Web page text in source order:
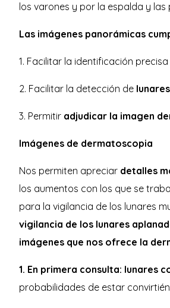
los varones y por la espalda y
Las imágenes panorámicas
1. Facilitar la identificación
2. Facilitar la detección de
3. Permitir adjudicar la imagen
Imágenes de dermatoscopia
Nos permiten apreciar detalles
los aumentos con los que se
para la vigilancia de los lunares
vigilancia de los lunares
imágenes que nos ofrece la
1. En primera consulta: lunares
probabilidades de estar